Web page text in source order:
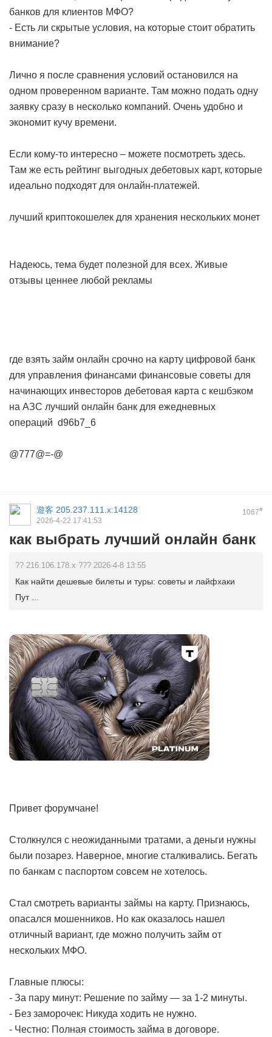
банков для клиентов МФО?
- Есть ли скрытые условия, на которые стоит обратить
внимание?
Лично я после сравнения условий остановился на
одном проверенном варианте. Там можно подать одну
заявку сразу в несколько компаний. Очень удобно и
экономит кучу времени.
Если кому-то интересно – можете посмотреть здесь.
Там же есть рейтинг выгодных дебетовых карт, которые
идеально подходят для онлайн-платежей.
лучший криптокошелек для хранения нескольких монет
Надеюсь, тема будет полезной для всех. Живые
отзывы ценнее любой рекламы
где взять займ онлайн срочно на карту цифровой банк
для управления финансами финансовые советы для
начинающих инвесторов дебетовая карта с кешбэком
на АЗС лучший онлайн банк для ежедневных
операций d96b7_6
@777@=-@
1067#
遊客 205.237.111.x:14128
2026-4-22 17:41:53
как выбрать лучший онлайн банк
?? 216.106.178.x ??? 2026-4-8 13:55
Как найти дешевые билеты и туры: советы и лайфхаки
Пут ...
Привет форумчане!
Столкнулся с неожиданными тратами, а деньги нужны
были позарез. Наверное, многие сталкивались. Бегать
по банкам с паспортом совсем не хотелось.
Стал смотреть варианты займы на карту. Признаюсь,
опасался мошенников. Но как оказалось нашел
отличный вариант, где можно получить займ от
нескольких МФО.
Главные плюсы:
- За пару минут: Решение по займу — за 1-2 минуты.
- Без заморочек: Никуда ходить не нужно.
- Честно: Полная стоимость займа в договоре.